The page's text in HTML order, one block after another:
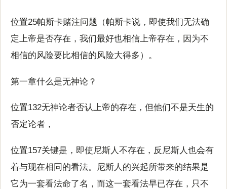
位置25帕斯卡赌注问题（帕斯卡说，即使我们无法确
定上帝是否存在，我们最好也相信上帝存在，因为不
相信的风险要比相信的风险大得多）。
第一章什么是无神论？
位置132无神论者否认上帝的存在，但他们不是天生的
否定论者，
位置157关键是，即使尼斯人不存在，反尼斯人也会有
着与现在相同的看法。尼斯人的兴起所带来的结果是
它为一套看法命了名，而这一套看法早已存在，只不